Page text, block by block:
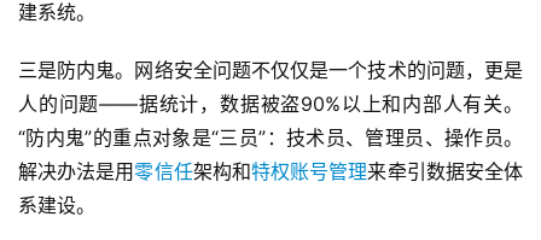
建系统。
三是防内鬼。网络安全问题不仅仅是一个技术的问题，更是
人的问题——据统计，数据被盗90%以上和内部人有关。
“防内鬼”的重点对象是“三员”：技术员、管理员、操作员。
解决办法是用零信任架构和特权账号管理来牵引数据安全体
系建设。